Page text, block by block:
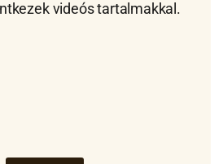
videós tartalmakkal.